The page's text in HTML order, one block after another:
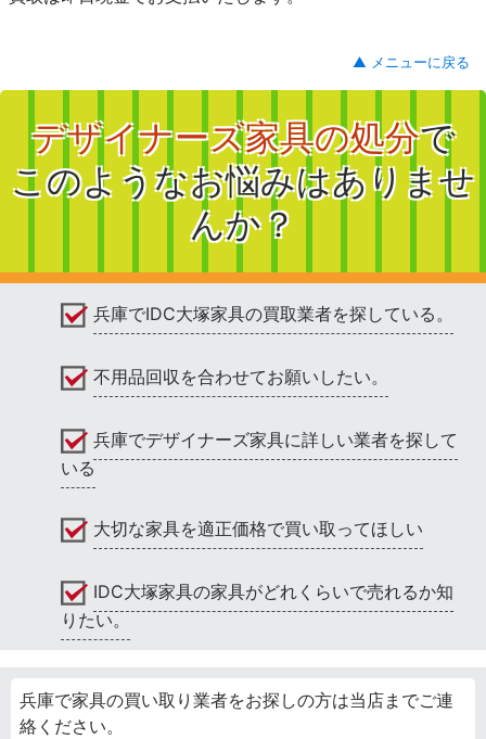
▲ メニューに戻る
デザイナーズ家具の処分で
このようなお悩みはありませ
んか？
兵庫でIDC大塚家具の買取業者を探している。
不用品回収を合わせてお願いしたい。
兵庫でデザイナーズ家具に詳しい業者を探して
いる
大切な家具を適正価格で買い取ってほしい
IDC大塚家具の家具がどれくらいで売れるか知
りたい。
兵庫で家具の買い取り業者をお探しの方は当店までご連
絡ください。